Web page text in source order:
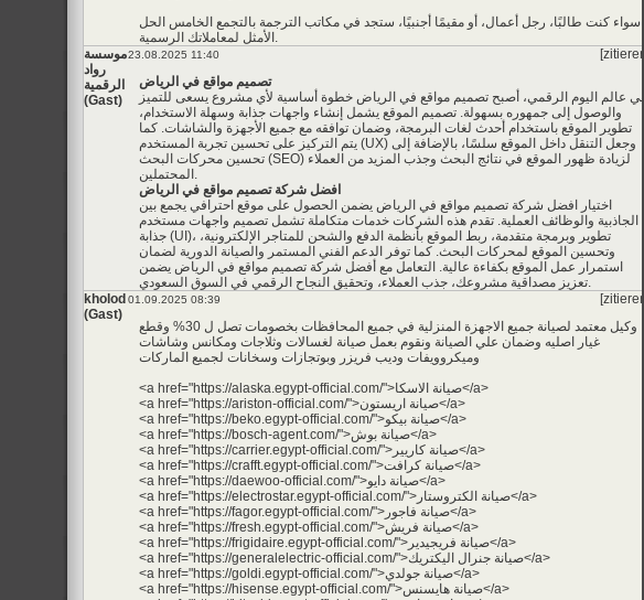
سواء كنت طالبًا، رجل أعمال، أو مقيمًا أجنبيًا، ستجد في مكاتب الترجمة بالتجمع الخامس الحل
الأمثل لمعاملاتك الرسمية.
موسسة
رواد
الرقمية
(Gast)
23.08.2025 11:40
[zitieren]
تصميم مواقع في الرياض
في عالم اليوم الرقمي، أصبح تصميم مواقع في الرياض خطوة أساسية لأي مشروع يسعى للتميز
والوصول إلى جمهوره بسهولة. تصميم الموقع يشمل إنشاء واجهات جذابة وسهلة الاستخدام،
تطوير الموقع باستخدام أحدث لغات البرمجة، وضمان توافقه مع جميع الأجهزة والشاشات. كما
يتم التركيز على تحسين تجربة المستخدم (UX) وجعل التنقل داخل الموقع سلسًا، بالإضافة إلى
تحسين محركات البحث (SEO) لزيادة ظهور الموقع في نتائج البحث وجذب المزيد من العملاء
المحتملين.
افضل شركة تصميم مواقع في الرياض
اختيار
افضل شركة تصميم مواقع في الرياض يضمن الحصول على موقع احترافي يجمع بين
الجاذبية والوظائف العملية. تقدم هذه الشركات خدمات متكاملة تشمل تصميم واجهات مستخدم
جذابة (UI)، تطوير وبرمجة متقدمة، ربط الموقع بأنظمة الدفع والشحن للمتاجر الإلكترونية،
وتحسين الموقع لمحركات البحث. كما توفر الدعم الفني المستمر والصيانة الدورية لضمان
استمرار عمل الموقع بكفاءة عالية. التعامل مع أفضل شركة تصميم مواقع في الرياض يضمن
تعزيز مصداقية مشروعك، جذب العملاء، وتحقيق النجاح الرقمي في السوق السعودي.
kholod
(Gast)
01.09.2025 08:39
[zitieren]
وكيل معتمد لصيانة جميع الاجهزة المنزلية في جميع المحافظات بخصومات تصل ل 30% وقطع
غيار اصليه وضمان علي الصيانة ونقوم بعمل صيانة لغسالات وثلاجات ومكانس وشاشات
وميكروويفات وديب فريزر وبوتجازات وسخانات لجميع الماركات
<a href="https://alaska.egypt-official.com/">صيانة الاسكا</a>
<a href="https://ariston-official.com/">صيانة اريستون</a>
<a href="https://beko.egypt-official.com/">صيانة بيكو</a>
<a href="https://bosch-agent.com/">صيانة بوش</a>
<a href="https://carrier.egypt-official.com/">صيانة كاريير</a>
<a href="https://crafft.egypt-official.com/">صيانة كرافت</a>
<a href="https://daewoo-official.com/">صيانة دايو</a>
<a href="https://electrostar.egypt-official.com/">صيانة الكتروستار</a>
<a href="https://fagor.egypt-official.com/">صيانة فاجور</a>
<a href="https://fresh.egypt-official.com/">صيانة فريش</a>
<a href="https://frigidaire.egypt-official.com/">صيانة فريجيدير</a>
<a href="https://generalelectric-official.com/">صيانة جنرال اليكتريك</a>
<a href="https://goldi.egypt-official.com/">صيانة جولدي</a>
<a href="https://hisense.egypt-official.com/">صيانة هايسنس</a>